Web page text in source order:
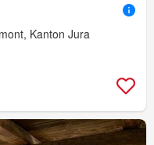
Kanton Jura